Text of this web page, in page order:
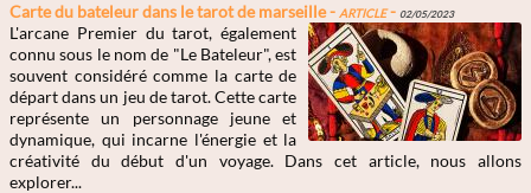
Carte du bateleur dans le tarot de marseille -Article- 02/05/2023
L'arcane Premier du tarot, également
connu sous le nom de "Le Bateleur", est
souvent considéré comme la carte de
départ dans un jeu de tarot. Cette carte
représente un personnage jeune et
dynamique, qui incarne l'énergie et la
créativité du début d'un voyage. Dans cet article, nous allons
explorer...